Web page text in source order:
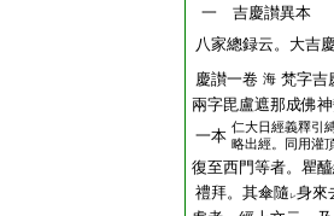
一 吉慶讃異本
八家總録云。大吉
慶讃一卷 海 梵字吉
兩字毘盧遮那成佛
一本 仁大日經義釋引
略出經。同用灌
復至西門等者。瞿
禮拜。其傘隨 レ身來